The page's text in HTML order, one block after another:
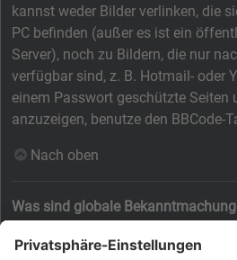
kannst weder Bilder verlinken, die
PC befinden (außer es ist ein
Server), noch zu Bildern, die nur
verfügbar sind, z. B. Hotmail- oder
einem Passwort geschützte Seiten
anzuzeigen, benutze den BBCode-
Nach oben
Was sind globale
Informationen, deshalb solltest du